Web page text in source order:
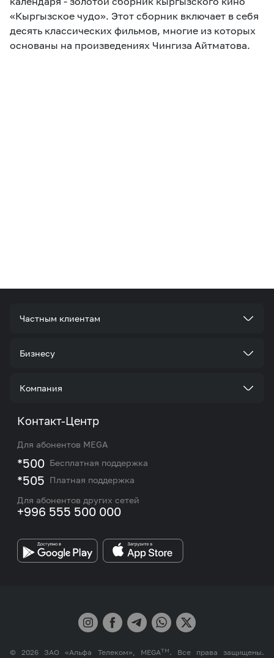
«Кыргызское чудо». Этот сборник включает в себя
десять классических фильмов, многие из которых
основаны на произведениях Чингиза Айтматова.
Частным клиентам
Тарифы
Роуминг и международные звонки
eSIM
Подбор номера
Бизнесу
Стать корпоративным клиентом
M2M
Контакты сотрудников отдела по работе с
корпоративными и VIP клиентами
Компания
О нас
Новости
Карта покрытия сети и центров обслуживания
Работа в MEGA
Бренд MEGA
Контакт-Центр
Для абонентов MEGA
*500 Бесплатная поддержка
*505 Платная поддержка
Для абонентов других сетей
+996 555 500 000
© 2026 ЗАО «Альфа Телеком», MEGATM. Все права защищены.